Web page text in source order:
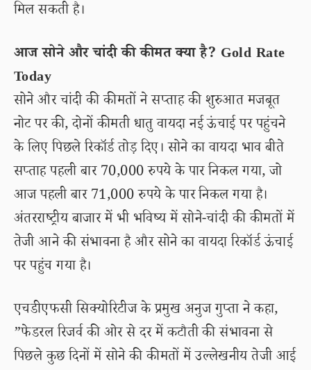
मिल सकती है।
आज सोने और चांदी की कीमत क्या है? Gold Rate
Today
सोने और चांदी की कीमतों ने सप्ताह की शुरुआत मजबूत
नोट पर की, दोनों कीमती धातु वायदा नई ऊंचाई पर पहुंचने
के लिए पिछले रिकॉर्ड तोड़ दिए। सोने का वायदा भाव बीते
सप्ताह पहली बार 70,000 रुपये के पार निकल गया, जो
आज पहली बार 71,000 रुपये के पार निकल गया है।
अंतरराष्ट्रीय बाजार में भी भविष्य में सोने-चांदी की कीमतों में
तेजी आने की संभावना है और सोने का वायदा रिकॉर्ड ऊंचाई
पर पहुंच गया है।
एचडीएफसी सिक्योरिटीज के प्रमुख अनुज गुप्ता ने कहा,
”फेडरल रिजर्व की ओर से दर में कटौती की संभावना से
पिछले कुछ दिनों में सोने की कीमतों में उल्लेखनीय तेजी आई